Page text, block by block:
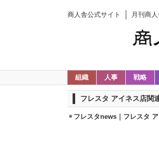
商人舎公式サイト 月刊商人
組織 人事 戦略
フレスタ アイネス店関
フレスタnews｜フレスタ